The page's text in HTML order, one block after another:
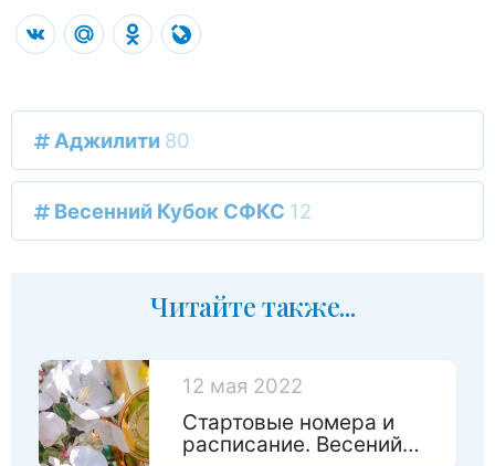
VK Mail.RuOdnoklassniki
Аджилити 80
Весенний Кубок СФКС 12
Читайте также...
12 мая 2022
Стартовые номера и
расписание. Весений